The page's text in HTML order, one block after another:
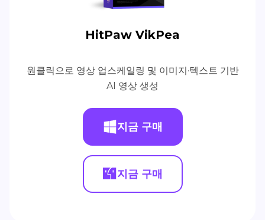
HitPaw VikPea
원클릭으로 영상 업스케일링 및 이미지·텍스트 기반
AI 영상 생성
지금 구매
지금 구매